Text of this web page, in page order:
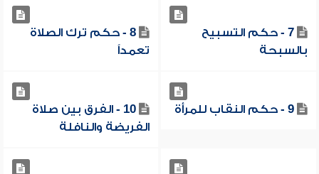
7 - حكم التسبيح
بالسبحة
8 - حكم ترك الصلاة
تعمداً
9 - حكم النقاب للمرأة
10 - الفرق بين صلاة
الفريضة والنافلة